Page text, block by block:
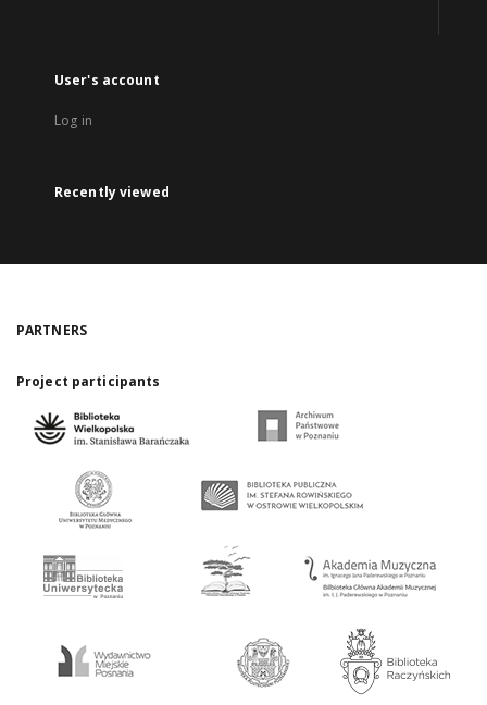
User's account
Log in
Recently viewed
PARTNERS
Project participants